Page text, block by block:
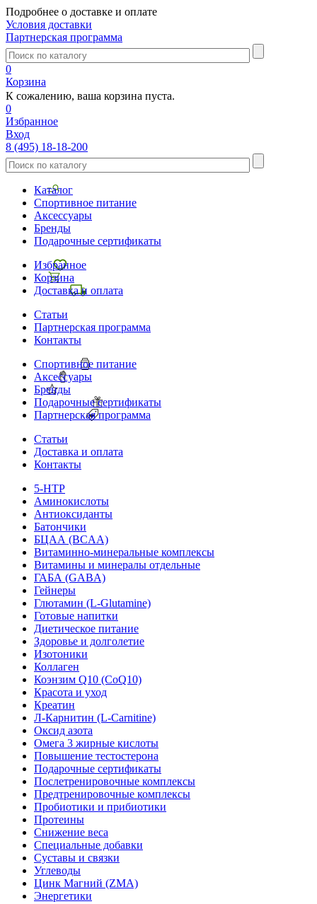
Подробнее о доставке и оплате
Условия доставки
Партнерская программа
0
Корзина
К сожалению, ваша корзина пуста.
0
Избранное
Вход
8 (495) 18-18-200
Каталог
Спортивное питание
Аксессуары
Бренды
Подарочные сертификаты
Избранное
Корзина
Доставка и оплата
Статьи
Партнерская программа
Контакты
Спортивное питание
Аксессуары
Бренды
Подарочные сертификаты
Партнерская программа
Статьи
Доставка и оплата
Контакты
5-HTP
Аминокислоты
Антиоксиданты
Батончики
БЦАА (BCAA)
Витаминно-минеральные комплексы
Витамины и минералы отдельные
ГАБА (GABA)
Гейнеры
Глютамин (L-Glutamine)
Готовые напитки
Диетическое питание
Здоровье и долголетие
Изотоники
Коллаген
Коэнзим Q10 (CoQ10)
Красота и уход
Креатин
Л-Карнитин (L-Сarnitine)
Оксид азота
Омега 3 жирные кислоты
Повышение тестостерона
Подарочные сертификаты
Послетренировочные комплексы
Предтренировочные комплексы
Пробиотики и прибиотики
Протеины
Снижение веса
Специальные добавки
Суставы и связки
Углеводы
Цинк Магний (ZMA)
Энергетики